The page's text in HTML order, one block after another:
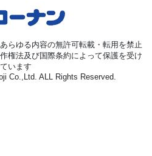
らゆる内容の無許可転載・転用を禁止
権法及び国際条約によって保護を受け
ています
Co.,Ltd. ALL Rights Reserved.